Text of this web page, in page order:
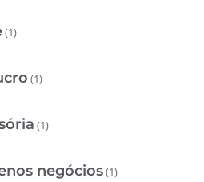
(1)
(1)
(1)
negócios(1)